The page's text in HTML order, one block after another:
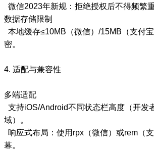
微信2023年新规：拒绝授权后不得频繁
数据存储限制
本地缓存≤10MB（微信）/15MB（支付
密。
4. 适配与兼容性
多端适配
支持iOS/Android不同状态栏高度（开发
域）。
响应式布局：使用rpx（微信）或rem（
幕。